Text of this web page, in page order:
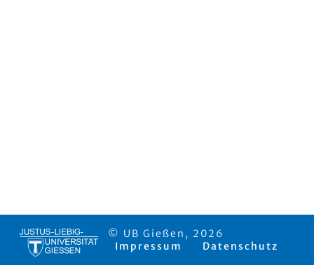
© UB Gießen, 2026
Impressum
Datenschutz